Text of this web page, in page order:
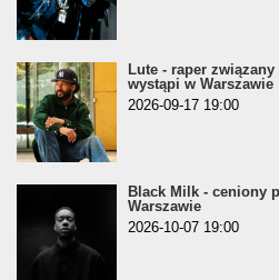
Lute - raper
wystąpi w Warszawie
2026-09-17 19:00
Black Milk - ceniony
Warszawie
2026-10-07 19:00